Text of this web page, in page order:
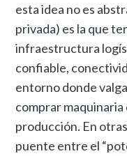
esta idea no es
privada) es la que
infraestructura
confiable,
entorno donde
comprar maquinaria
producción. En
puente entre el